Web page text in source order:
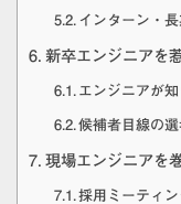
インターン・
新卒エンジニアを
エンジニアが
候補者目線の
現場エンジニアを
採用ミーティ